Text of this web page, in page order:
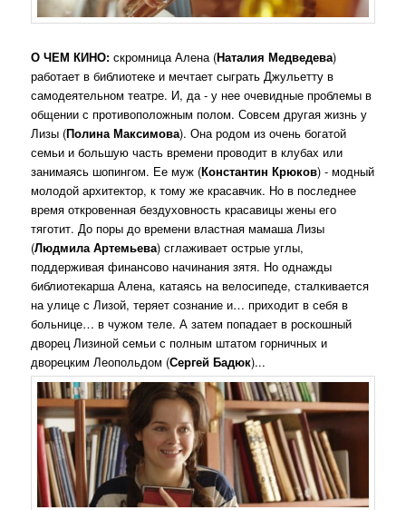
О ЧЕМ КИНО: скромница Алена (Наталия Медведева)
работает в библиотеке и мечтает сыграть Джульетту в
самодеятельном театре. И, да - у нее очевидные проблемы в
общении с противоположным полом. Совсем другая жизнь у
Лизы (Полина Максимова). Она родом из очень богатой
семьи и большую часть времени проводит в клубах или
занимаясь шопингом. Ее муж (Константин Крюков) - модный
молодой архитектор, к тому же красавчик. Но в последнее
время откровенная бездуховность красавицы жены его
тяготит. До поры до времени властная мамаша Лизы
(Людмила Артемьева) сглаживает острые углы,
поддерживая финансово начинания зятя. Но однажды
библиотекарша Алена, катаясь на велосипеде, сталкивается
на улице с Лизой, теряет сознание и… приходит в себя в
больнице… в чужом теле. А затем попадает в роскошный
дворец Лизиной семьи с полным штатом горничных и
дворецким Леопольдом (Сергей Бадюк)...